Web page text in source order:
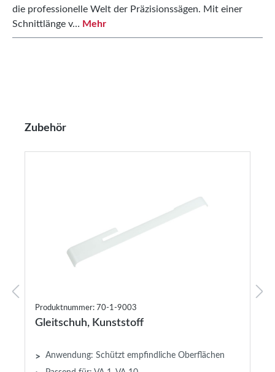
die professionelle Welt der Präzisionssägen. Mit einer
Schnittlänge v… Mehr
Produktgalerie überspringen
Zubehör
Produktnummer: 70-1-9003
Gleitschuh, Kunststoff
> Anwendung: Schützt empfindliche Oberflächen